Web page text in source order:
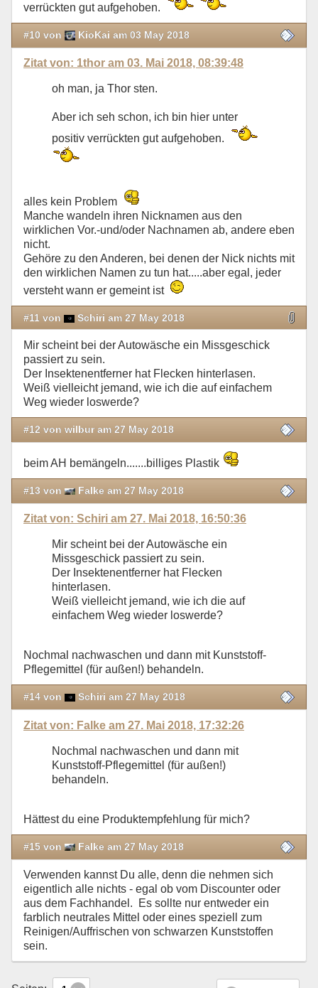
verrückten gut aufgehoben.
#10 von KioKai am 03 May 2018
Zitat von: 1thor am 03. Mai 2018, 08:39:48
oh man, ja Thor sten.
Aber ich seh schon, ich bin hier unter
positiv verrückten gut aufgehoben.
alles kein Problem
Manche wandeln ihren Nicknamen aus den
wirklichen Vor.-und/oder Nachnamen ab, andere eben
nicht.
Gehöre zu den Anderen, bei denen der Nick nichts mit
den wirklichen Namen zu tun hat.....aber egal, jeder
versteht wann er gemeint ist
#11 von Schiri am 27 May 2018
Mir scheint bei der Autowäsche ein Missgeschick
passiert zu sein.
Der Insektenentferner hat Flecken hinterlasen.
Weiß vielleicht jemand, wie ich die auf einfachem
Weg wieder loswerde?
#12 von wilbur am 27 May 2018
beim AH bemängeln.......billiges Plastik
#13 von Falke am 27 May 2018
Zitat von: Schiri am 27. Mai 2018, 16:50:36
Mir scheint bei der Autowäsche ein
Missgeschick passiert zu sein.
Der Insektenentferner hat Flecken
hinterlasen.
Weiß vielleicht jemand, wie ich die auf
einfachem Weg wieder loswerde?
Nochmal nachwaschen und dann mit Kunststoff-
Pflegemittel (für außen!) behandeln.
#14 von Schiri am 27 May 2018
Zitat von: Falke am 27. Mai 2018, 17:32:26
Nochmal nachwaschen und dann mit
Kunststoff-Pflegemittel (für außen!)
behandeln.
Hättest du eine Produktempfehlung für mich?
#15 von Falke am 27 May 2018
Verwenden kannst Du alle, denn die nehmen sich
eigentlich alle nichts - egal ob vom Discounter oder
aus dem Fachhandel. Es sollte nur entweder ein
farblich neutrales Mittel oder eines speziell zum
Reinigen/Auffrischen von schwarzen Kunststoffen
sein.